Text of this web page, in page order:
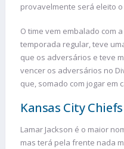
provavelmente será eleito
O time vem embalado com
temporada regular, teve
que os adversários e teve
vencer os adversários no
que, somado com jogar em
Kansas City Chiefs
Lamar Jackson é o maior
mas terá pela frente nada